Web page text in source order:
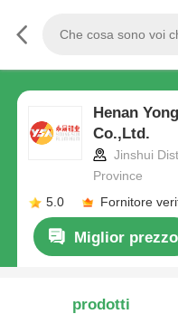
Henan
Co.,Ltd.
Jinshui
Province
5.0
Fornitore
Miglior prezzo
prodotti